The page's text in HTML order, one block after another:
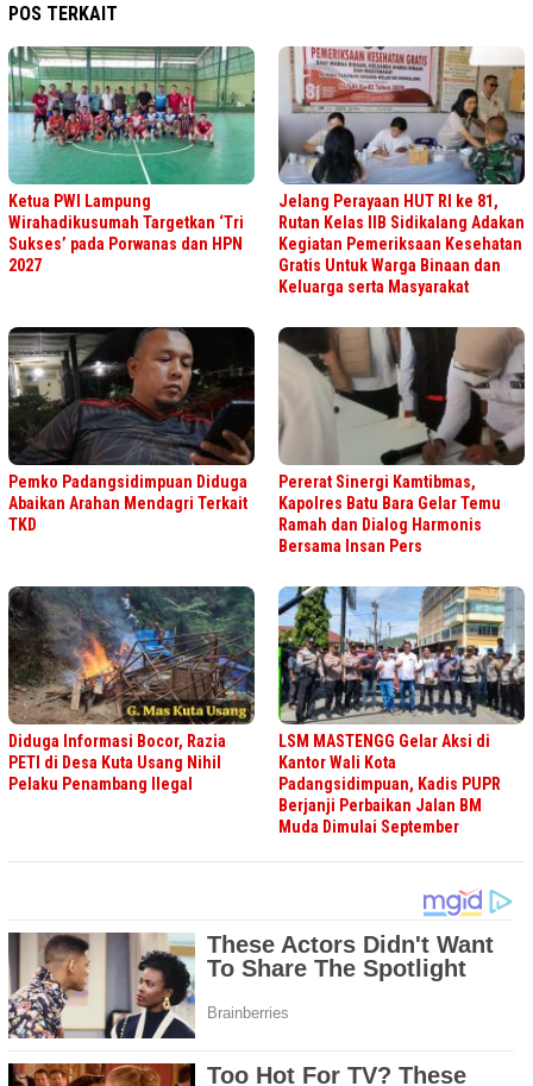
POS TERKAIT
Ketua PWI Lampung
Wirahadikusumah Targetkan ‘Tri
Sukses’ pada Porwanas dan HPN
2027
Jelang Perayaan HUT RI ke 81,
Rutan Kelas IIB Sidikalang Adakan
Kegiatan Pemeriksaan Kesehatan
Gratis Untuk Warga Binaan dan
Keluarga serta Masyarakat
Pemko Padangsidimpuan Diduga
Abaikan Arahan Mendagri Terkait
TKD
Pererat Sinergi Kamtibmas,
Kapolres Batu Bara Gelar Temu
Ramah dan Dialog Harmonis
Bersama Insan Pers
Diduga Informasi Bocor, Razia
PETI di Desa Kuta Usang Nihil
Pelaku Penambang Ilegal
LSM MASTENGG Gelar Aksi di
Kantor Wali Kota
Padangsidimpuan, Kadis PUPR
Berjanji Perbaikan Jalan BM
Muda Dimulai September